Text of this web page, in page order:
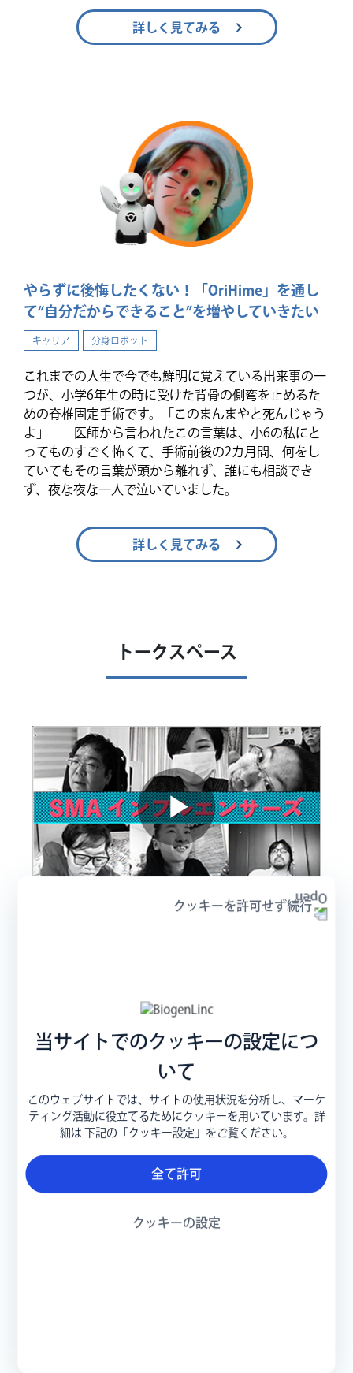
当サイトでのクッキーの設定につ
いて
このウェブサイトでは、サイトの使用状況を分析し、マーケ
ティング活動に役立てるためにクッキーを用いています。詳
細は 下記の「クッキー設定」をご覧ください。
全て許可
クッキーの設定
クッキーを許可せず続行
詳しく見てみる
キャリア 分身ロボット
やらずに後悔したくない！「OriHime」を通し
て“自分だからできること”を増やしていきたい
これまでの人生で今でも鮮明に覚えている出来事の一
つが、小学6年生の時に受けた背骨の側弯を止めるた
めの脊椎固定手術です。「このまんまやと死んじゃう
よ」――医師から言われたこの言葉は、小6の私にと
ってものすごく怖くて、手術前後の2カ月間、何をし
ていてもその言葉が頭から離れず、誰にも相談でき
ず、夜な夜な一人で泣いていました。
詳しく見てみる
トークスペース
Play
Video
どについて語りつくします。
Play